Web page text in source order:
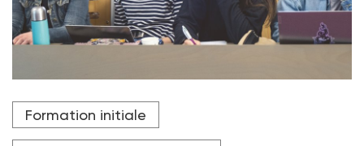
Les cinq diplômes du travail social de niveau 6, dont la
réforme a été entérinée en octobre dernier par la
Formation initiale